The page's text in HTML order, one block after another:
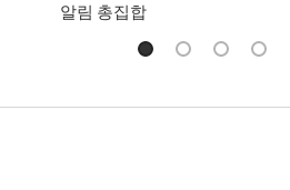
알림 총집합